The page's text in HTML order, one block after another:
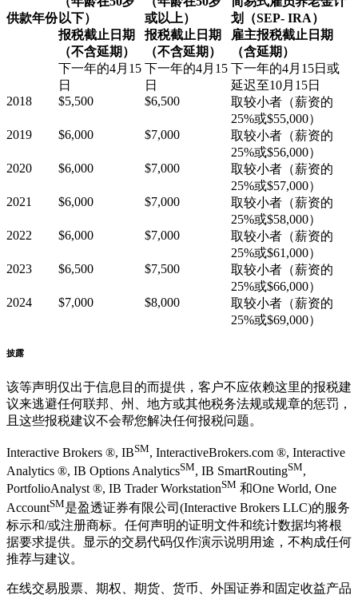
供款年份 以下）
或以上）
划（SEP- IRA）
报税截止日期
（不含延期）
下一年的4月15
日
报税截止日期
（不含延期）
下一年的4月15
日
雇主报税截止日期
（含延期）
下一年的4月15日或
延迟至10月15日
2018
$5,500 $6,500
取较小者（薪资的
25%或$55,000）
2019
$6,000 $7,000
取较小者（薪资的
25%或$56,000）
2020
$6,000 $7,000
取较小者（薪资的
25%或$57,000）
2021
$6,000 $7,000
取较小者（薪资的
25%或$58,000）
2022
$6,000 $7,000
取较小者（薪资的
25%或$61,000）
2023
$6,500 $7,500
取较小者（薪资的
25%或$66,000）
2024
$7,000 $8,000
取较小者（薪资的
25%或$69,000）
披露
该等声明仅出于信息目的而提供，客户不应依赖这里的报税建
议来逃避任何联邦、州、地方或其他税务法规或规章的惩罚，
且这些报税建议不会帮您解决任何报税问题。
Interactive Brokers ®, IBSM, InteractiveBrokers.com ®, Interactive
Analytics ®, IB Options AnalyticsSM, IB SmartRoutingSM,
PortfolioAnalyst ®, IB Trader WorkstationSM 和One World, One
AccountSM是盈透证券有限公司(Interactive Brokers LLC)的服务
标示和/或注册商标。任何声明的证明文件和统计数据均将根
据要求提供。显示的交易代码仅作演示说明用途，不构成任何
推荐与建议。
在线交易股票、期权、期货、货币、外国证券和固定收益产品